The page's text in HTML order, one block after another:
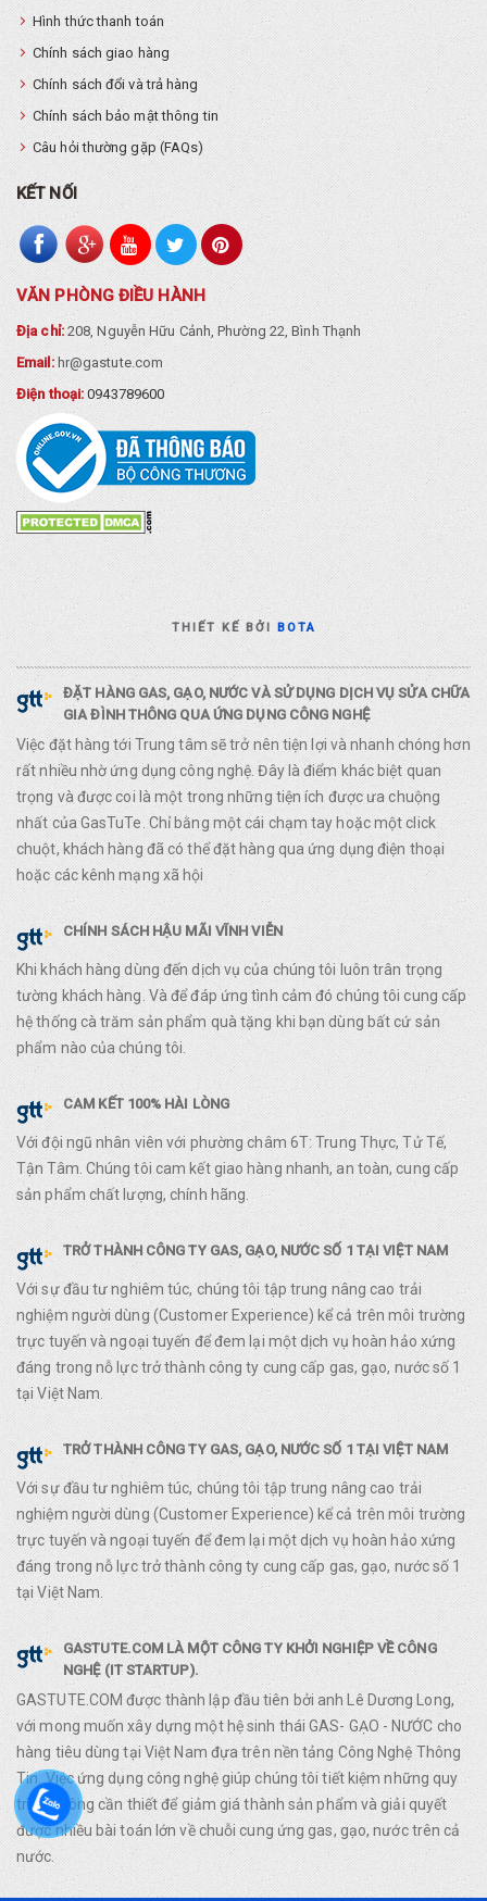
Hình thức thanh toán
Chính sách giao hàng
Chính sách đổi và trả hàng
Chính sách bảo mật thông tin
Câu hỏi thường gặp (FAQs)
KẾT NỐI
VĂN PHÒNG ĐIỀU HÀNH
Địa chỉ:208, Nguyễn Hữu Cảnh, Phường 22, Bình Thạnh
Email: hr@gastute.com
Điện thoại:0943789600
THIẾT KẾ BỞIBOTA
ĐẶT HÀNG GAS, GẠO, NƯỚC VÀ SỬ DỤNG DỊCH VỤ SỬA CHỮA
GIA ĐÌNH THÔNG QUA ỨNG DỤNG CÔNG NGHỆ
Việc đặt hàng tới Trung tâm sẽ trở nên tiện lợi và nhanh chóng hơn
rất nhiều nhờ ứng dụng công nghệ. Đây là điểm khác biệt quan
trọng và được coi là một trong những tiện ích được ưa chuộng
nhất của GasTuTe. Chỉ bằng một cái chạm tay hoặc một click
chuột, khách hàng đã có thể đặt hàng qua ứng dụng điện thoại
hoặc các kênh mạng xã hội
CHÍNH SÁCH HẬU MÃI VĨNH VIỄN
Khi khách hàng dùng đến dịch vụ của chúng tôi luôn trân trọng
tường khách hàng. Và để đáp ứng tình cảm đó chúng tôi cung cấp
hệ thống cà trăm sản phẩm quà tặng khi bạn dùng bất cứ sản
phẩm nào của chúng tôi.
CAM KẾT 100% HÀI LÒNG
Với đội ngũ nhân viên với phường châm 6T: Trung Thực, Tử Tế,
Tận Tâm. Chúng tôi cam kết giao hàng nhanh, an toàn, cung cấp
sản phẩm chất lượng, chính hãng.
TRỞ THÀNH CÔNG TY GAS, GẠO, NƯỚC SỐ 1 TẠI VIỆT NAM
Với sự đầu tư nghiêm túc, chúng tôi tập trung nâng cao trải
nghiệm người dùng (Customer Experience) kể cả trên môi trường
trực tuyến và ngoại tuyến để đem lại một dịch vụ hoàn hảo xứng
đáng trong nỗ lực trở thành công ty cung cấp gas, gạo, nước số 1
tại Việt Nam.
TRỞ THÀNH CÔNG TY GAS, GẠO, NƯỚC SỐ 1 TẠI VIỆT NAM
Với sự đầu tư nghiêm túc, chúng tôi tập trung nâng cao trải
nghiệm người dùng (Customer Experience) kể cả trên môi trường
trực tuyến và ngoại tuyến để đem lại một dịch vụ hoàn hảo xứng
đáng trong nỗ lực trở thành công ty cung cấp gas, gạo, nước số 1
tại Việt Nam.
GASTUTE.COM LÀ MỘT CÔNG TY KHỞI NGHIỆP VỀ CÔNG
NGHỆ (IT STARTUP).
GASTUTE.COM được thành lập đầu tiên bởi anh Lê Dương Long,
với mong muốn xây dựng một hệ sinh thái GAS- GẠO - NƯỚC cho
hàng tiêu dùng tại Việt Nam đựa trên nền tảng Công Nghệ Thông
Tin. Việc ứng dụng công nghệ giúp chúng tôi tiết kiệm những quy
trình không cần thiết để giảm giá thành sản phẩm và giải quyết
được nhiều bài toán lớn về chuỗi cung ứng gas, gạo, nước trên cả
nước.